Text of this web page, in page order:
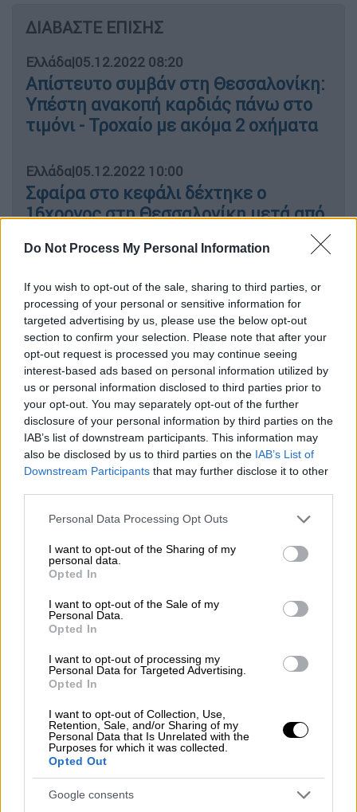
Do Not Process My Personal Information
If you wish to opt-out of the sale, sharing to third parties, or
processing of your personal or sensitive information for
targeted advertising by us, please use the below opt-out
section to confirm your selection. Please note that after your
opt-out request is processed you may continue seeing
interest-based ads based on personal information utilized by
us or personal information disclosed to third parties prior to
your opt-out. You may separately opt-out of the further
disclosure of your personal information by third parties on the
IAB’s list of downstream participants. This information may
also be disclosed by us to third parties on the IAB’s List of
Downstream Participants that may further disclose it to other
Please note that this website/app uses one or more Google
not limited to your visit or usage behaviour. You may click to
grant or deny consent to Google and its third-party tags to
use your data for below specified purposes in below Google
consent section.
Personal Data Processing Opt Outs
I want to opt-out of the Sharing of my
personal data.
Opted In
I want to opt-out of the Sale of my
Personal Data.
Opted In
I want to opt-out of processing my
Personal Data for Targeted Advertising.
Opted In
I want to opt-out of Collection, Use,
Retention, Sale, and/or Sharing of my
Personal Data that Is Unrelated with the
Purposes for which it was collected.
Opted Out
Google consents
ΔΙΑΒΑΣΤΕ ΕΠΙΣΗΣ
Ελλάδα|05.12.2022 08:20
Απίστευτο συμβάν στη Θεσσαλονίκη:
Υπέστη ανακοπή καρδιάς πάνω στο
τιμόνι - Τροχαίο με ακόμα 2 οχήματα
Ελλάδα|05.12.2022 10:00
Σφαίρα στο κεφάλι δέχτηκε ο
16χρονος στη Θεσσαλονίκη μετά από
του
Σύμφωνα με τα πρώτα στοιχεία της Τροχαίας
ο οδηγός λόγω της υπερβολικής ταχύτητας
δεν κατάφερε να αντιδράσεικαι να
επανακτήσει τον έλεγχο του οχήματός του.
Ο 26χρονος σύμφωνα με το ίδιο
σχεδιάγραμμα, έχασε τον έλεγχο του
αυτοκινήτου με αποτέλεσμα αυτό να
ολισθήσει, να περάσει στο αντίθετο ρεύμα
και να παρασύρει την άτυχη Έμμα. Στη
συνέχεια να την εγκατέλειψε αιμόφυρτη στο
«Με απόλυτη βεβαιότητα, ο είχε